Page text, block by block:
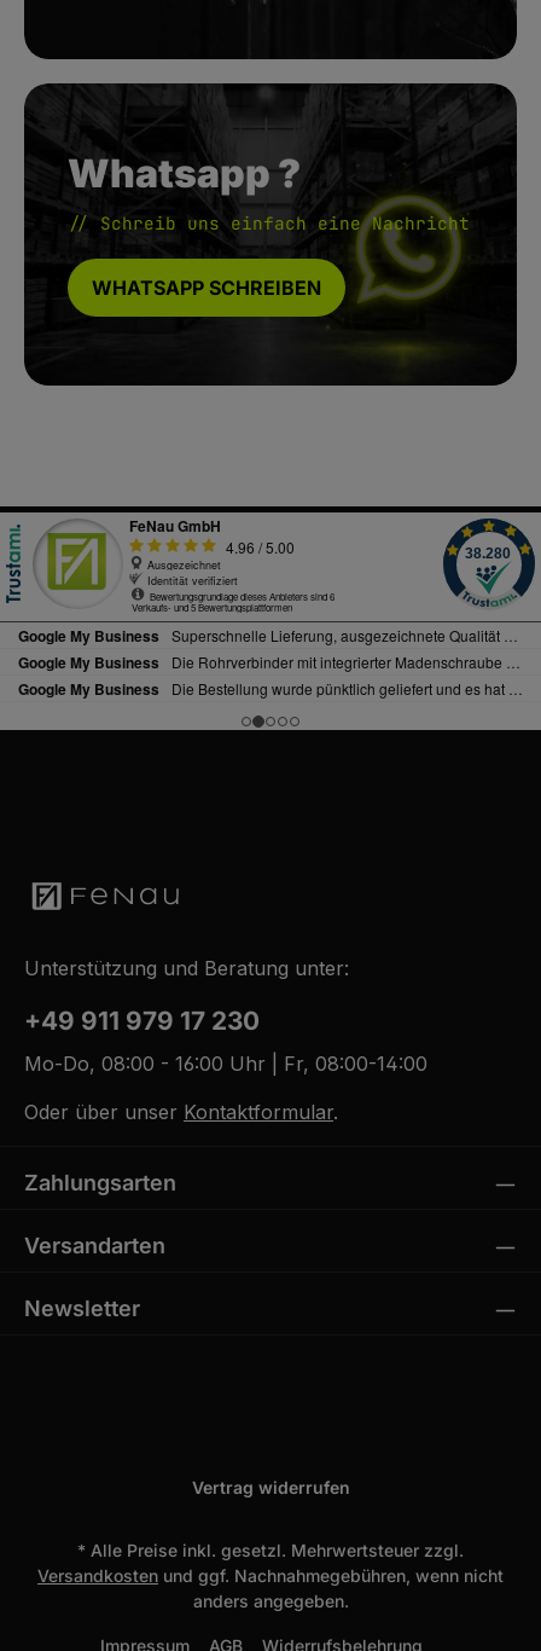
Whatsapp ?
// Schreib uns einfach eine Nachricht
WHATSAPP SCHREIBEN
Unterstützung und Beratung unter:
+49 911 979 17 230
Mo-Do, 08:00 - 16:00 Uhr | Fr, 08:00-14:00
Oder über unser Kontaktformular.
Zahlungsarten
Versandarten
Newsletter
Vertrag widerrufen
* Alle Preise inkl. gesetzl. Mehrwertsteuer zzgl.
Versandkosten und ggf. Nachnahmegebühren, wenn nicht
anders angegeben.
Impressum AGB Widerrufsbelehrung